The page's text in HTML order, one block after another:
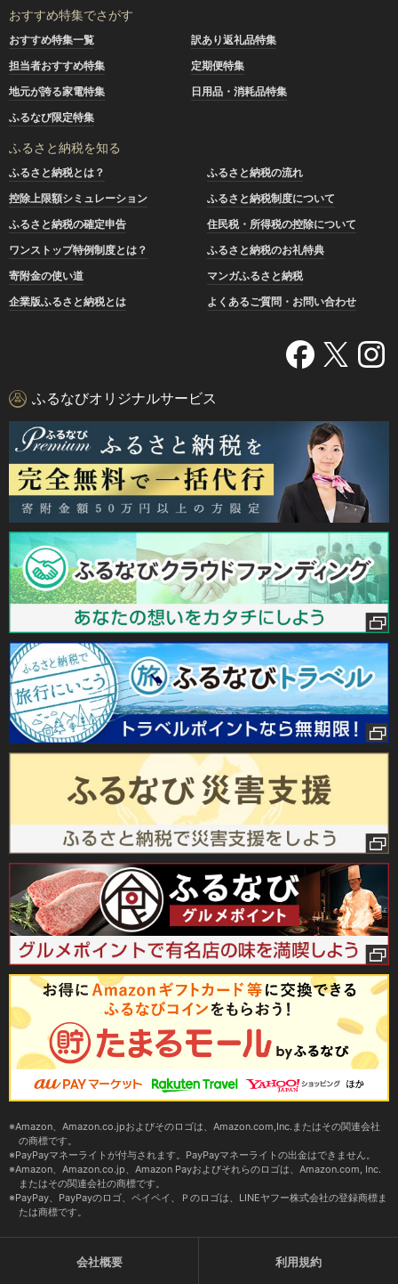
おすすめ特集でさがす
おすすめ特集一覧
訳あり返礼品特集
担当者おすすめ特集
定期便特集
地元が誇る家電特集
日用品・消耗品特集
ふるなび限定特集
ふるさと納税を知る
ふるさと納税とは？
ふるさと納税の流れ
控除上限額シミュレーション
ふるさと納税制度について
ふるさと納税の確定申告
住民税・所得税の控除について
ワンストップ特例制度とは？
ふるさと納税のお礼特典
寄附金の使い道
マンガふるさと納税
企業版ふるさと納税とは
よくあるご質問・お問い合わせ
ふるなびオリジナルサービス
Amazon、Amazon.co.jpおよびそのロゴは、Amazon.com,Inc.またはその関連会社
の商標です。
PayPayマネーライトが付与されます。PayPayマネーライトの出金はできません。
Amazon、Amazon.co.jp、Amazon Payおよびそれらのロゴは、Amazon.com, Inc.
またはその関連会社の商標です。
PayPay、PayPayのロゴ、ペイペイ、Ｐのロゴは、LINEヤフー株式会社の登録商標ま
たは商標です。
会社概要 利用規約